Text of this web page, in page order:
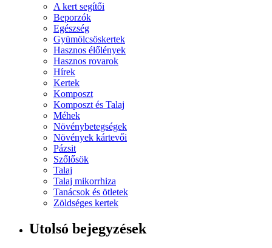
A kert segítői
Beporzók
Egészség
Gyümölcsöskertek
Hasznos élőlények
Hasznos rovarok
Hírek
Kertek
Komposzt
Komposzt és Talaj
Méhek
Növénybetegségek
Növények kártevői
Pázsit
Szőlősök
Talaj
Talaj mikorrhiza
Tanácsok és ötletek
Zöldséges kertek
Utolsó bejegyzések